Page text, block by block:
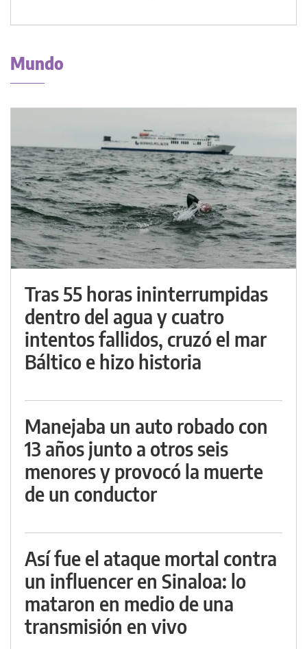
Mundo
Tras 55 horas ininterrumpidas
dentro del agua y cuatro
intentos fallidos, cruzó el mar
Báltico e hizo historia
Manejaba un auto robado con
13 años junto a otros seis
menores y provocó la muerte
de un conductor
Así fue el ataque mortal contra
un influencer en Sinaloa: lo
mataron en medio de una
transmisión en vivo